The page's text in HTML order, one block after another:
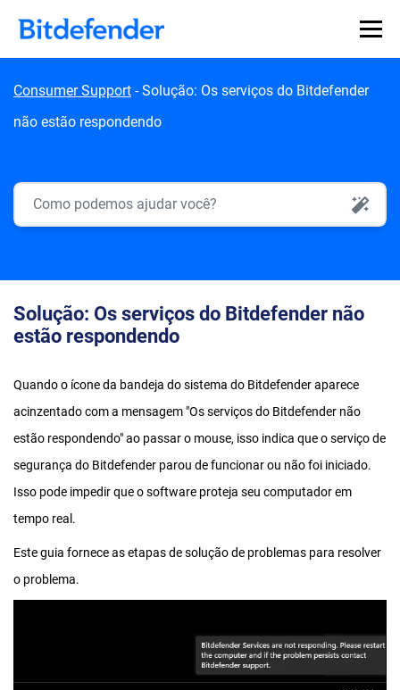
Consumer Support -Solução: Os serviços do Bitdefender
não estão respondendo
Solução: Os serviços do Bitdefender não
estão respondendo
Quando o ícone da bandeja do sistema do Bitdefender aparece
acinzentado com a mensagem "Os serviços do Bitdefender não
estão respondendo" ao passar o mouse, isso indica que o serviço de
segurança do Bitdefender parou de funcionar ou não foi iniciado.
Isso pode impedir que o software proteja seu computador em
tempo real.
Este guia fornece as etapas de solução de problemas para resolver
o problema.